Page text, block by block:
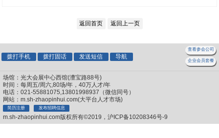
返回首页 返回上一页
拨打手机 拨打固话 发送短信 导航
查看参会公司
企业会员套餐
场馆：光大会展中心西馆(漕宝路88号)
时间：每周五/周六,80场/年，40万人才/年
电话：021-55881075,13801998937（微信同号）
网站：m.sh-zhaopinhui.com(大平台人才市场)
简历注册 发布招聘信息
m.sh-zhaopinhui.com版权所有©2019，沪ICP备10208346号-9